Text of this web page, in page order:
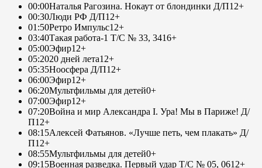
00:00Наталья Рагозина. Нокаут от блондинки Д/П12+
00:30Люди РФ Д/П12+
01:50Ретро Импульс12+
03:40Такая работа-1 Т/С № 33, 3416+
05:00Эфир12+
05:2020 дней лета12+
05:35Ноосфера Д/П12+
06:00Эфир12+
06:20Мультфильмы для детей0+
07:00Эфир12+
07:20Война и мир Александра I. Ура! Мы в Париже! Д/
П12+
08:15Алексей Фатьянов. «Лучше петь, чем плакать» Д/
П12+
08:55Мультфильмы для детей0+
09:15Военная разведка. Первый удар Т/С № 05, 0612+